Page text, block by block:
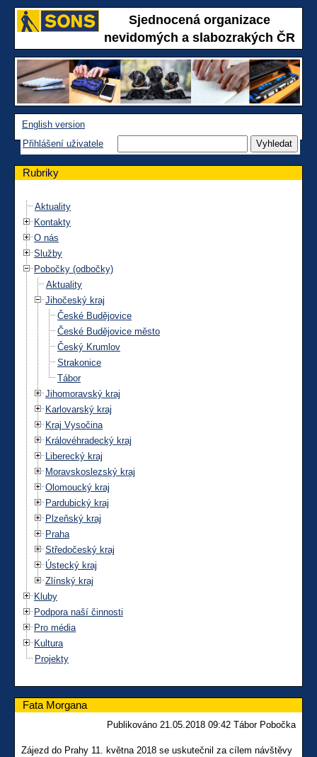
Sjednocená organizace
nevidomých a slabozrakých ČR
English version
Přihlášení uživatele
Rubriky
Aktuality
Kontakty
O nás
Služby
Pobočky (odbočky)
Aktuality
Jihočeský kraj
České Budějovice
České Budějovice město
Český Krumlov
Strakonice
Tábor
Jihomoravský kraj
Karlovarský kraj
Kraj Vysočina
Královéhradecký kraj
Liberecký kraj
Moravskoslezský kraj
Olomoucký kraj
Pardubický kraj
Plzeňský kraj
Praha
Středočeský kraj
Ústecký kraj
Zlínský kraj
Kluby
Podpora naší činnosti
Pro média
Kultura
Projekty
Fata Morgana
Publikováno 21.05.2018 09:42 Tábor Pobočka
Zájezd do Prahy 11. května 2018 se uskutečnil za cílem návštěvy